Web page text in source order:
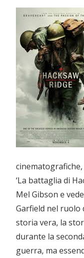
‘La battaglia di
Mel Gibson e
Garfield nel ruolo
storia vera, la
durante la
guerra, ma